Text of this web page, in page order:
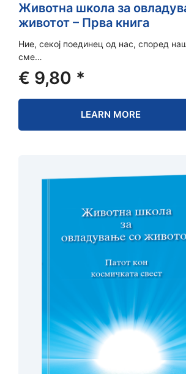
Животна школа за
животот – Прва книга
Ние, секој поединец од нас, според
сме…
€ 9,80 *
LEARN MORE